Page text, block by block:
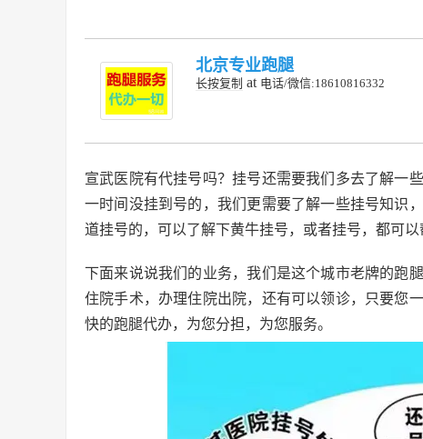
北京专业跑腿
长按复制 at 电话/微信:18610816332
宣武医院有代挂号吗？挂号还需要我们多去了解一
一时间没挂到号的，我们更需要了解一些挂号知识
道挂号的，可以了解下黄牛挂号，或者挂号，都可以
下面来说说我们的业务，我们是这个城市老牌的跑
住院手术，办理住院出院，还有可以领诊，只要您
快的跑腿代办，为您分担，为您服务。